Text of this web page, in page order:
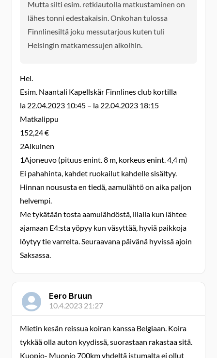
Mutta silti esim. retkiautolla matkustaminen on
lähes tonni edestakaisin. Onkohan tulossa
Finnlinesiltä joku messutarjous kuten tuli
Helsingin matkamessujen aikoihin.
Hei.
Esim. Naantali Kapellskär Finnlines club kortilla
la 22.04.2023 10:45 – la 22.04.2023 18:15
Matkalippu
152,24 €
2Aikuinen
1Ajoneuvo (pituus enint. 8 m, korkeus enint. 4,4 m)
Ei pahahinta, kahdet ruokailut kahdelle sisältyy.
Hinnan noususta en tiedä, aamulähtö on aika paljon
helvempi.
Me tykätään tosta aamulähdöstä, illalla kun lähtee
ajamaan E4:sta yöpyy kun väsyttää, hyviä paikkoja
löytyy tie varrelta. Seuraavana päivänä hyvissä ajoin
Saksassa.
Eero Bruun
10.4.2023 21:27
Mietin kesän reissua koiran kanssa Belgiaan. Koira
tykkää olla auton kyydissä, suorastaan rakastaa sitä.
Kuopio- Muonio 700km yhdeltä istumalta ei ollut